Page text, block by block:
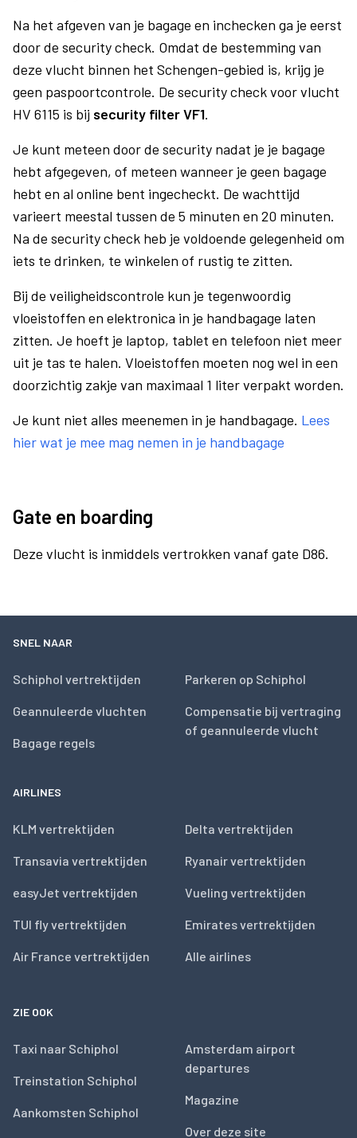
Na het afgeven van je bagage en inchecken ga je eerst
door de security check. Omdat de bestemming van
deze vlucht binnen het Schengen-gebied is, krijg je
geen paspoortcontrole. De security check voor vlucht
HV 6115 is bij security filter VF1.
Je kunt meteen door de security nadat je je bagage
hebt afgegeven, of meteen wanneer je geen bagage
hebt en al online bent ingecheckt. De wachttijd
varieert meestal tussen de 5 minuten en 20 minuten.
Na de security check heb je voldoende gelegenheid om
iets te drinken, te winkelen of rustig te zitten.
Bij de veiligheidscontrole kun je tegenwoordig
vloeistoffen en elektronica in je handbagage laten
zitten. Je hoeft je laptop, tablet en telefoon niet meer
uit je tas te halen. Vloeistoffen moeten nog wel in een
doorzichtig zakje van maximaal 1 liter verpakt worden.
Je kunt niet alles meenemen in je handbagage. Lees
hier wat je mee mag nemen in je handbagage
Gate en boarding
Deze vlucht is inmiddels vertrokken vanaf gate D86.
SNEL NAAR
Schiphol vertrektijden
Geannuleerde vluchten
Bagage regels
Parkeren op Schiphol
Compensatie bij vertraging
of geannuleerde vlucht
AIRLINES
KLM vertrektijden
Transavia vertrektijden
easyJet vertrektijden
TUI fly vertrektijden
Air France vertrektijden
Delta vertrektijden
Ryanair vertrektijden
Vueling vertrektijden
Emirates vertrektijden
Alle airlines
ZIE OOK
Taxi naar Schiphol
Treinstation Schiphol
Aankomsten Schiphol
Amsterdam airport
departures
Magazine
Over deze site